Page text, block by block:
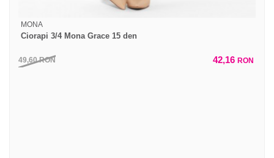
MONA
Ciorapi 3/4 Mona Grace 15 den
49,60RON 42,16 RON